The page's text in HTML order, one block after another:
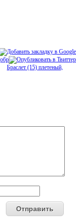
Браслет (15) плетеный,